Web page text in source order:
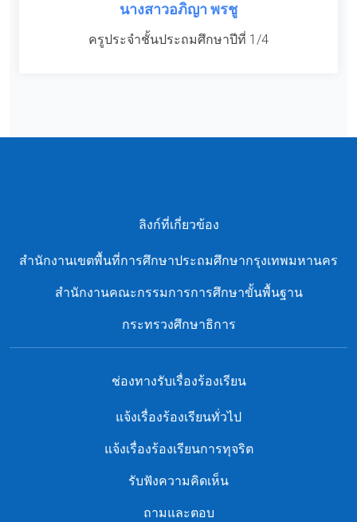
นางสาวอภิญา พรชู
ครูประจำชั้นประถมศึกษาปีที่ 1/4
ลิงก์ที่เกี่ยวข้อง
สํานักงานเขตพื้นที่การศึกษาประถมศึกษากรุงเทพมหานคร
สำนักงานคณะกรรมการการศึกษาขั้นพื้นฐาน
กระทรวงศึกษาธิการ
ช่องทางรับเรื่องร้องเรียน
แจ้งเรื่องร้องเรียนทั่วไป
แจ้งเรื่องร้องเรียนการทุจริต
รับฟังความคิดเห็น
ถามและตอบ